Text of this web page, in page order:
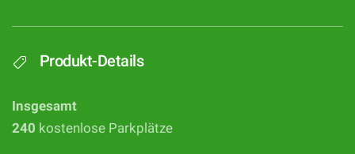
Produkt-Details
Insgesamt
240 kostenlose Parkplätze